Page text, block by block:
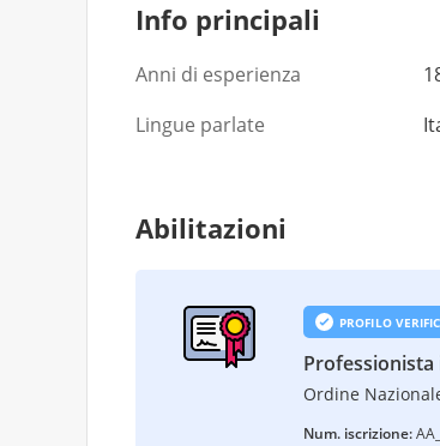
Info principali
Anni di esperienza
Lingue parlate
Abilitazioni
PROFILO
Professionista
Ordine
Num. iscrizione: